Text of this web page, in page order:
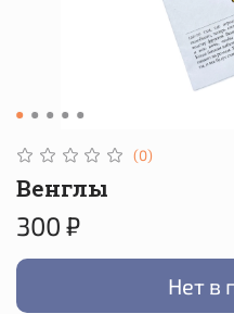
(0)
Венглы
300 ₽
Нет в